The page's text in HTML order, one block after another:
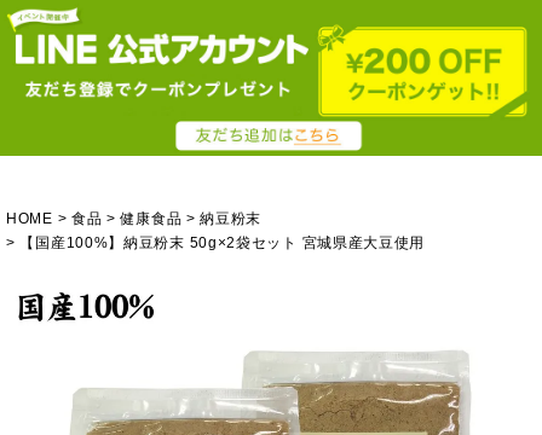
HOME 食品 健康食品
納豆粉末
【国産100%】納豆粉末 50g×2袋セット 宮城県産大豆使用